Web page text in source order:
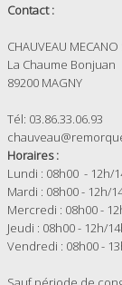
Contact :
CHAUVEAU
La Chaume Bonjuan
89200 MAGNY
Tél: 03.86.33.06.93
Horaires :
Lundi : 08h00 - 12h/
Mardi : 08h00 - 12h/
Mercredi : 08h00 -
Jeudi : 08h00 - 12h/
Vendredi : 08h00 -